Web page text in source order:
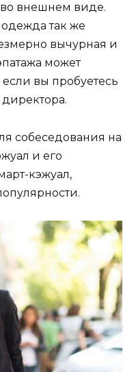
внешнем виде.
так же
вычурная и
может
вы пробуетесь
собеседования на
и его
кэжуал,